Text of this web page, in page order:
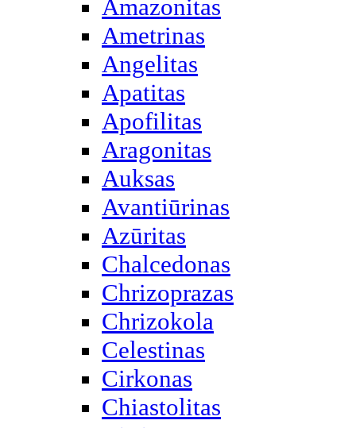
Amazonitas
Ametrinas
Angelitas
Apatitas
Apofilitas
Aragonitas
Auksas
Avantiūrinas
Azūritas
Chalcedonas
Chrizoprazas
Chrizokola
Celestinas
Cirkonas
Chiastolitas